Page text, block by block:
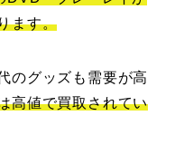
ます。
のグッズも需要が高
高値で買取されてい